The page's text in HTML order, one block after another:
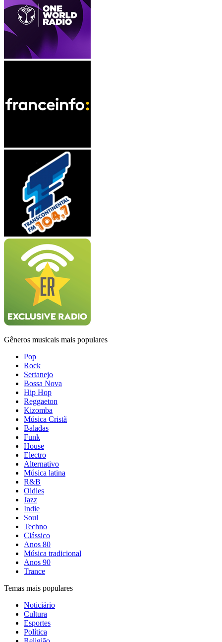
Gêneros musicais mais populares
Pop
Rock
Sertanejo
Bossa Nova
Hip Hop
Reggaeton
Kizomba
Música Cristã
Baladas
Funk
House
Electro
Alternativo
Música latina
R&B
Oldies
Jazz
Indie
Soul
Techno
Clássico
Anos 80
Música tradicional
Anos 90
Trance
Temas mais populares
Noticiário
Cultura
Esportes
Política